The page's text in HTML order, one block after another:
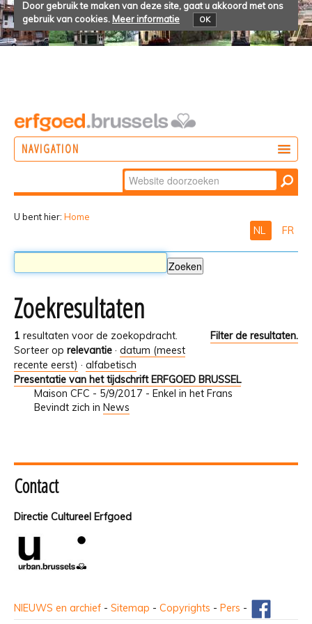
Door gebruik te maken van deze site, gaat u akkoord met ons
gebruik van cookies. Meer informatie OK
NAVIGATION
Zoek
Geavanceerd
U bent hier: Home
NL FR
Zoekresultaten
1 resultaten voor de zoekopdracht.
Filter de resultaten.
Sorteer op relevantie · datum (meest
recente eerst) · alfabetisch
Presentatie van het tijdschrift ERFGOED BRUSSEL
Maison CFC - 5/9/2017 - Enkel in het Frans
Bevindt zich in News
Contact
Directie Cultureel Erfgoed
NIEUWS en archief - Sitemap - Copyrights - Pers -